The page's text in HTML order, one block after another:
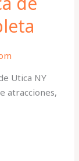
Utica NY
atracciones,